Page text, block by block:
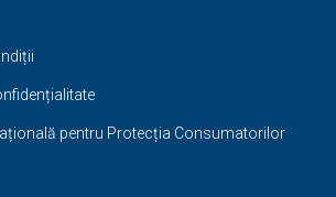
pentru Protecția Consumatorilor